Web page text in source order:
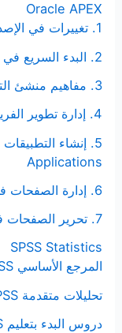
Oracle APEX
1. تغييرات في الإصدار Oracle APEX, 2.24
2. البدء السريع في أوراكل أبكس Oracle APEX
3. مفاهيم منشئ التطبيقات App Builder
4. إدارة تطوير الفريق
Applications
6. إدارة الصفحات في التطبيق
7. تحرير الصفحات في مصمم الصفحات
SPSS Statistics
المرجع الأساسي SPSS
تحليلات متقدمة SPSS
دروس البدء بتعليم SPSS